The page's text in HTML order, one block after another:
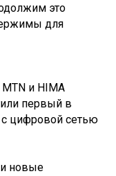
это
для
и HIMA
первый в
с цифровой сетью
новые